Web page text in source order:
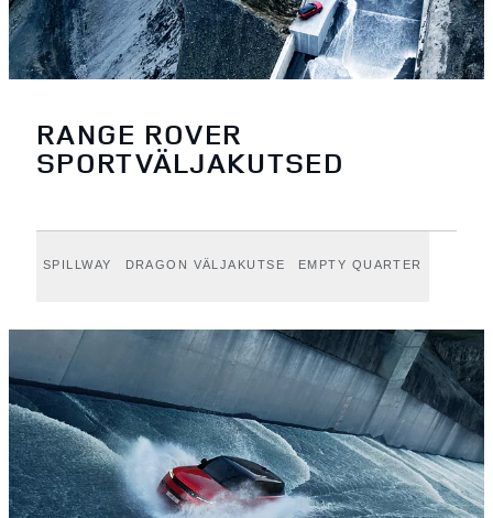
RANGE ROVER
SPORTVÄLJAKUTSED
SPILLWAY DRAGON VÄLJAKUTSE EMPTY QUARTER